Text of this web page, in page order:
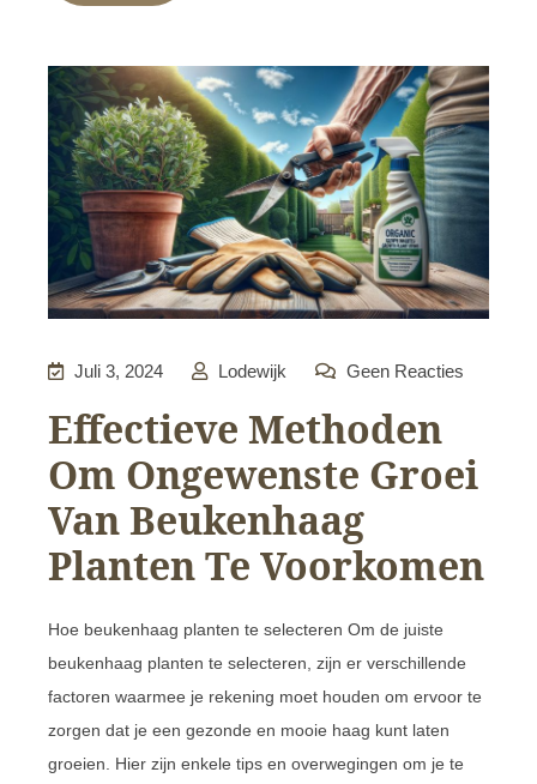
Juli 3, 2024 Lodewijk Geen Reacties
Effectieve Methoden
Om Ongewenste Groei
Van Beukenhaag
Planten Te Voorkomen
Hoe beukenhaag planten te selecteren Om de juiste
beukenhaag planten te selecteren, zijn er verschillende
factoren waarmee je rekening moet houden om ervoor te
zorgen dat je een gezonde en mooie haag kunt laten
groeien. Hier zijn enkele tips en overwegingen om je te